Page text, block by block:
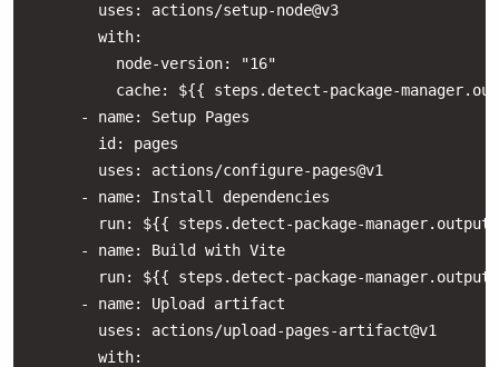
        uses: actions/setup-node@v3
        with:
          node-version: "16"
cache: ${{ steps.detect-package-
      - name: Setup Pages
        id: pages
        uses: actions/configure-pages@v1
      - name: Install dependencies
run: ${{ steps.detect-package-
      - name: Build with Vite
run: ${{ steps.detect-package-
      - name: Upload artifact
        uses: actions/upload-pages-artifact@v1
        with: